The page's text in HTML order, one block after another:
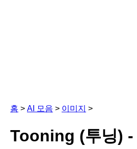
홈 > AI 모음 > 이미지 >
Tooning (투닝) -